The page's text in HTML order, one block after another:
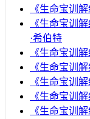
《生命宝训
《生命宝训
·希伯特
《生命宝训
《生命宝训
《生命宝训
《生命宝训
《生命宝训